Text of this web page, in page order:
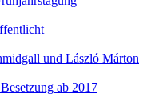
und László Márton
ab 2017